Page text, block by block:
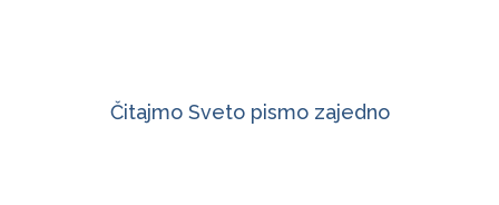
Čitajmo Sveto pismo zajedno